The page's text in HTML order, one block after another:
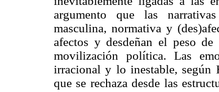
argumento que las
masculina, normativa y
afectos y desdeñan el peso
movilización política. Las
irracional y lo inestable,
que se rechaza desde las